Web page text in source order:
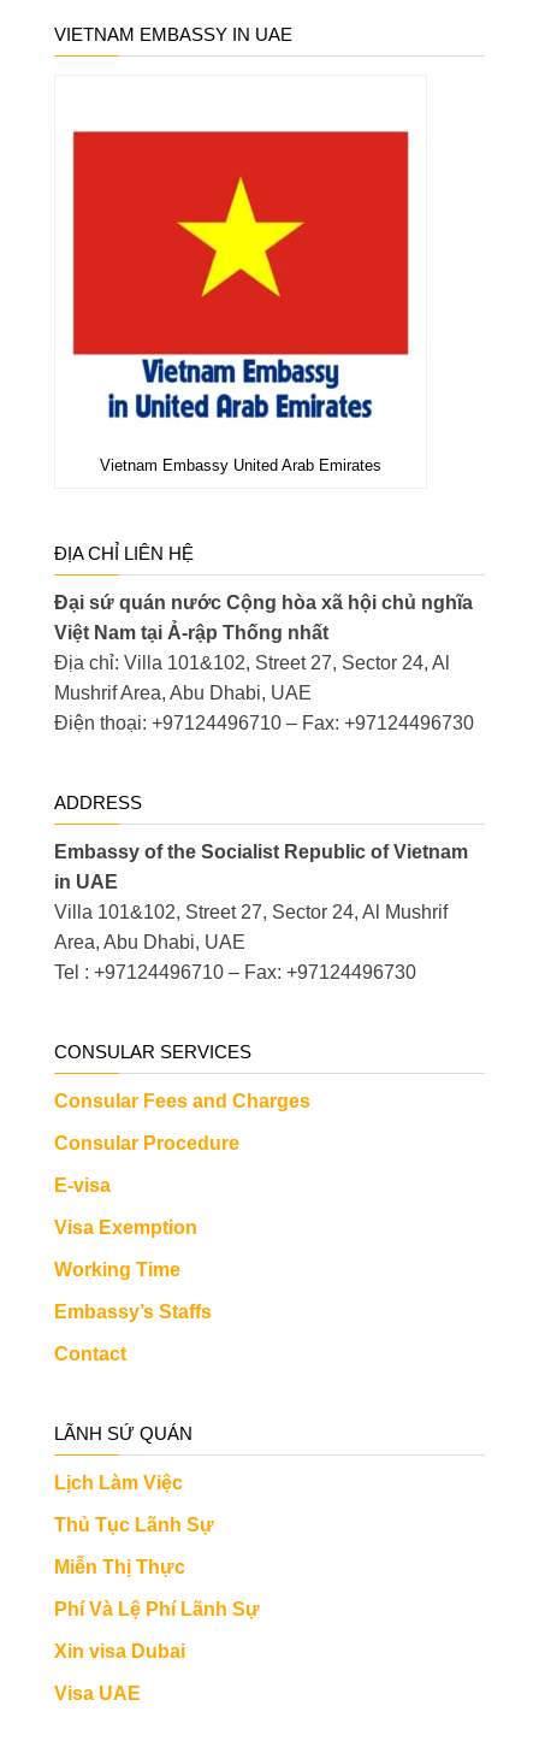
VIETNAM EMBASSY IN UAE
Vietnam Embassy United Arab Emirates
ĐỊA CHỈ LIÊN HỆ
Đại sứ quán nước Cộng hòa xã hội chủ nghĩa
Việt Nam tại Ả-rập Thống nhất
Địa chỉ: Villa 101&102, Street 27, Sector 24, Al
Mushrif Area, Abu Dhabi, UAE
Điện thoại: +97124496710 – Fax: +97124496730
ADDRESS
Embassy of the Socialist Republic of Vietnam
in UAE
Villa 101&102, Street 27, Sector 24, Al Mushrif
Area, Abu Dhabi, UAE
Tel : +97124496710 – Fax: +97124496730
CONSULAR SERVICES
Consular Fees and Charges
Consular Procedure
E-visa
Visa Exemption
Working Time
Embassy’s Staffs
Contact
LÃNH SỨ QUÁN
Lịch Làm Việc
Thủ Tục Lãnh Sự
Miễn Thị Thực
Phí Và Lệ Phí Lãnh Sự
Xin visa Dubai
Visa UAE